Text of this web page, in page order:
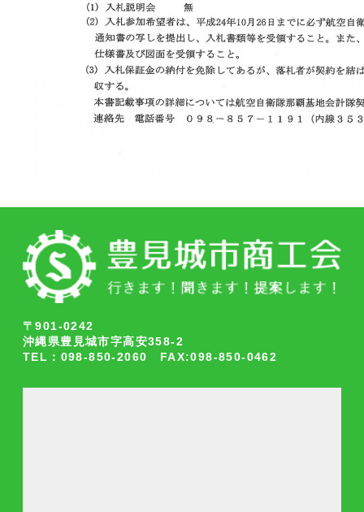
〒901-0242
沖縄県豊見城市字高安358-2
TEL：098-850-2060 FAX:098-850-0462